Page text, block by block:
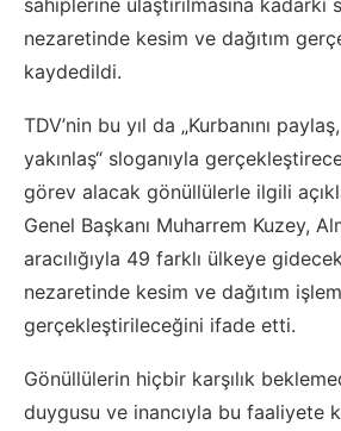
nezaretinde kesim ve dağıtım
kaydedildi.
TDV’nin bu yıl da „Kurbanını
yakınlaş“ sloganıyla
görev alacak gönüllülerle ilgili
Genel Başkanı Muharrem Kuzey,
aracılığıyla 49 farklı ülkeye
nezaretinde kesim ve dağıtım
gerçekleştirileceğini ifade etti.
Gönüllülerin hiçbir karşılık
duygusu ve inancıyla bu faaliyete